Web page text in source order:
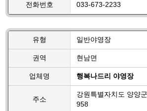
전화번호 033-673-2233
유형 일반야영장
권역 현남면
업체명 행복나드리 야영장
주소
강원특별자치도 양양
958